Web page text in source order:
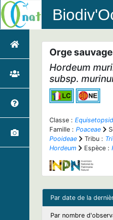
Orge sauvage
Hordeum
subsp.
Classe :
Famille : Poaceae
Pooideae
Tribu :
Hordeum
Espèce :
Par date de la
Par nombre